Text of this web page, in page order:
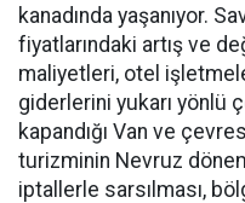
kanadında yaşanıyor.
fiyatlarındaki artış ve
maliyetleri, otel
giderlerini yukarı yönlü
kapandığı Van ve
turizminin Nevruz
iptallerle sarsılması,